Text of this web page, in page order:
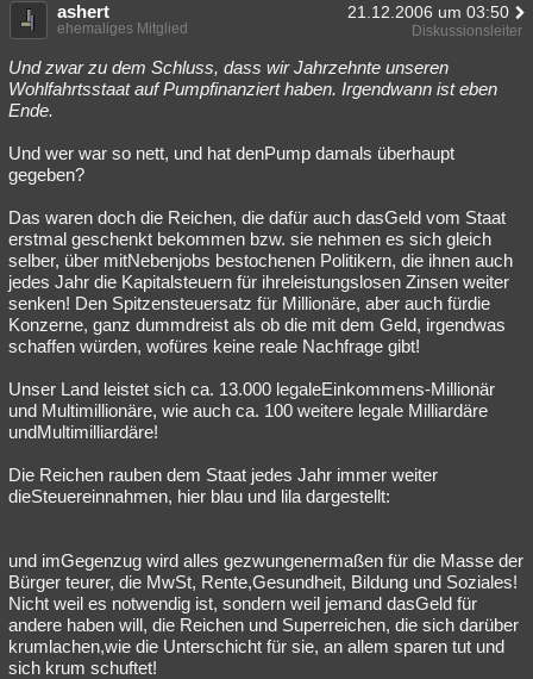
ashert 21.12.2006 um 03:50
ehemaliges Mitglied Diskussionsleiter
Und zwar zu dem Schluss, dass wir Jahrzehnte unseren
Wohlfahrtsstaat auf Pumpfinanziert haben. Irgendwann ist eben
Ende.
Und wer war so nett, und hat denPump damals überhaupt
gegeben?
Das waren doch die Reichen, die dafür auch dasGeld vom Staat
erstmal geschenkt bekommen bzw. sie nehmen es sich gleich
selber, über mitNebenjobs bestochenen Politikern, die ihnen auch
jedes Jahr die Kapitalsteuern für ihreleistungslosen Zinsen weiter
senken! Den Spitzensteuersatz für Millionäre, aber auch fürdie
Konzerne, ganz dummdreist als ob die mit dem Geld, irgendwas
schaffen würden, wofüres keine reale Nachfrage gibt!
Unser Land leistet sich ca. 13.000 legaleEinkommens-Millionär
und Multimillionäre, wie auch ca. 100 weitere legale Milliardäre
undMultimilliardäre!
Die Reichen rauben dem Staat jedes Jahr immer weiter
dieSteuereinnahmen, hier blau und lila dargestellt:
und imGegenzug wird alles gezwungenermaßen für die Masse der
Bürger teurer, die MwSt, Rente,Gesundheit, Bildung und Soziales!
Nicht weil es notwendig ist, sondern weil jemand dasGeld für
andere haben will, die Reichen und Superreichen, die sich darüber
krumlachen,wie die Unterschicht für sie, an allem sparen tut und
sich krum schuftet!